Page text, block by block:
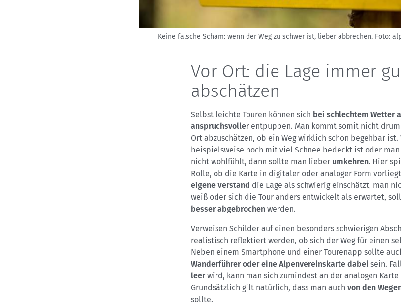
Keine falsche Scham: wenn der Weg zu schwer ist, lieber abbrechen. Foto:
Vor Ort: die Lage immer
abschätzen
Selbst leichte Touren können sich bei schlechtem Wetter
anspruchsvollerentpuppen. Man kommt somit nicht
Ort abzuschätzen, ob ein Weg wirklich schon begehbar ist.
beispielsweise noch mit viel Schnee bedeckt ist oder man
nicht wohlfühlt, dann sollte man lieber umkehren. Hier
Rolle, ob die Karte in digitaler oder analoger Form
eigene Verstand die Lage als schwierig einschätzt, man
weiß oder sich die Tour anders entwickelt als erwartet,
besser abgebrochen werden.
Verweisen Schilder auf einen besonders schwierigen
realistisch reflektiert werden, ob sich der Weg für einen
Neben einem Smartphone und einer Tourenapp sollte
Wanderführer oder eine Alpenvereinskarte dabei sein.
leerwird, kann man sich zumindest an der analogen
Grundsätzlich gilt natürlich, dass man auch von den
sollte.